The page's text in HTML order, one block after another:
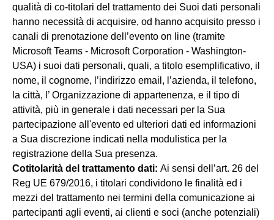
qualità di co-titolari del trattamento dei Suoi dati personali
hanno necessità di acquisire, od hanno acquisito presso i
canali di prenotazione dell’evento on line (tramite
Microsoft Teams - Microsoft Corporation - Washington-
USA) i suoi dati personali, quali, a titolo esemplificativo, il
nome, il cognome, l’indirizzo email, l’azienda, il telefono,
la città, l’ Organizzazione di appartenenza, e il tipo di
attività, più in generale i dati necessari per la Sua
partecipazione all'evento ed ulteriori dati ed informazioni
a Sua discrezione indicati nella modulistica per la
registrazione della Sua presenza.
Cotitolarità del trattamento dati: Ai sensi dell’art. 26 del
Reg UE 679/2016, i titolari condividono le finalità ed i
mezzi del trattamento nei termini della comunicazione ai
partecipanti agli eventi, ai clienti e soci (anche potenziali)